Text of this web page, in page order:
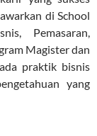
di School
Pemasaran,
Magister dan
praktik bisnis
yang